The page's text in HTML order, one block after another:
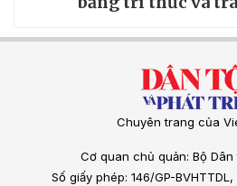
Chuyên trang của
Cơ quan chủ quản: Bộ
Số giấy phép: 146/GP-